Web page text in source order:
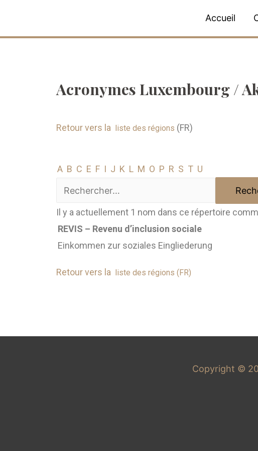
Accueil
Acronymes Luxembourg /
Retour vers la liste des régions (FR)
A B C E F I J K L M O P R S T U
Il y a actuellement 1 nom dans ce répertoire
REVIS – Revenu d’inclusion sociale
Einkommen zur soziales Eingliederung
Retour vers la liste des régions (FR)
Copyright ©